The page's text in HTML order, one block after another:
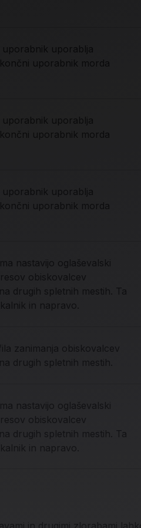
uporablja
uporabnik morda
uporablja
uporabnik morda
uporablja
uporabnik morda
nastavijo oglaševalski
obiskovalcev
drugih spletnih mestih. Ta
in napravo.
zanimanja obiskovalcev
drugih spletnih mestih.
nastavijo oglaševalski
obiskovalcev
drugih spletnih mestih. Ta
in napravo.
in drugimi zlorabami